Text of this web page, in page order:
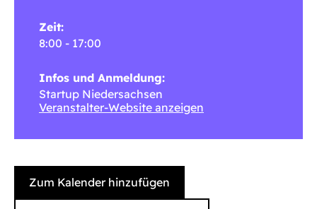
Zeit:
8:00 - 17:00
Infos und Anmeldung:
Startup Niedersachsen
Veranstalter-Website anzeigen
Zum Kalender hinzufügen